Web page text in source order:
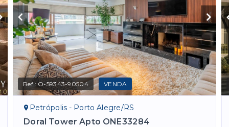
Ref.: O-59343-90504 VENDA
Petrópolis - Porto Alegre/RS
Doral Tower Apto ONE33284